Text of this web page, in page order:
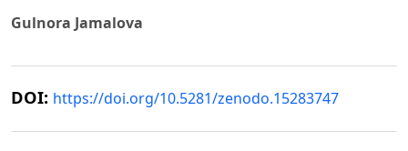
Gulnora Jamalova
DOI: https://doi.org/10.5281/zenodo.15283747